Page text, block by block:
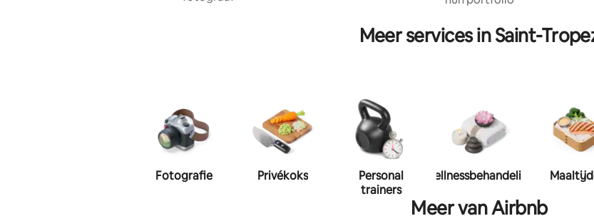
Meer services in Saint-
Fotografie Privékoks
Personal
trainers
Wellnessbehandeling
Meer van Airbnb